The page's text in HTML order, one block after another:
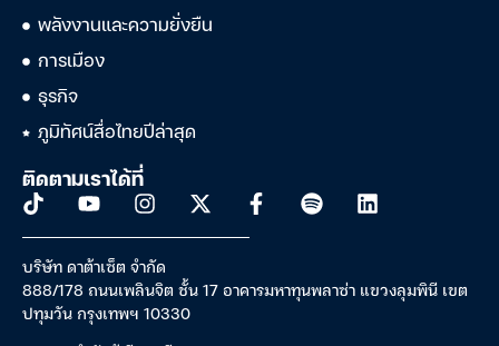
พลังงานและความยั่งยืน
การเมือง
ธุรกิจ
ภูมิทัศน์สื่อไทยปีล่าสุด
ติดตามเราได้ที่
บริษัท ดาต้าเซ็ต จำกัด
888/178 ถนนเพลินจิต ชั้น 17 อาคารมหาทุนพลาซ่า แขวงลุมพินี เขต
ปทุมวัน กรุงเทพฯ 10330